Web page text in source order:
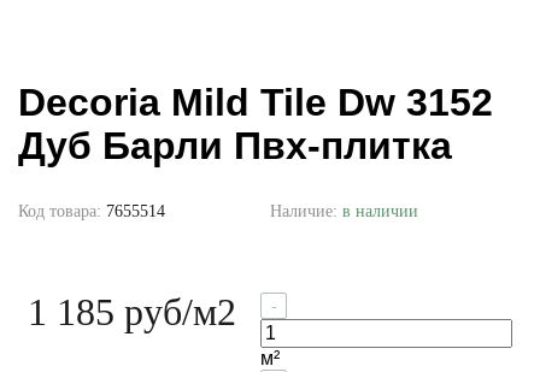
Decoria Mild Tile Dw 3152
Дуб Барли Пвх-плитка
Код товара: 7655514 Наличие: в наличии
1 185 руб/м2 -
м²